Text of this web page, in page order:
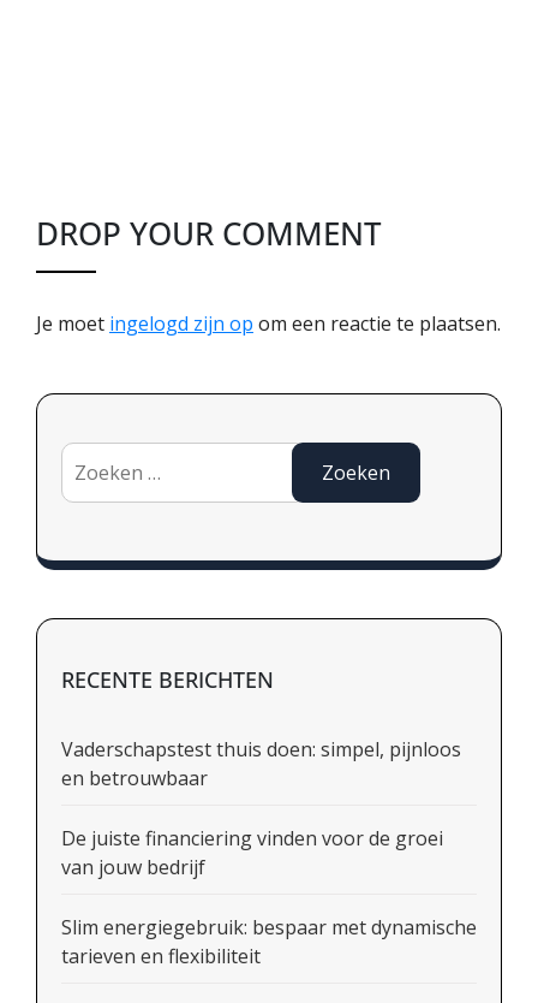
DROP YOUR COMMENT
Je moet ingelogd zijn op om een reactie te plaatsen.
Zoeken
naar:
RECENTE BERICHTEN
Vaderschapstest thuis doen: simpel, pijnloos
en betrouwbaar
De juiste financiering vinden voor de groei
van jouw bedrijf
Slim energiegebruik: bespaar met dynamische
tarieven en flexibiliteit